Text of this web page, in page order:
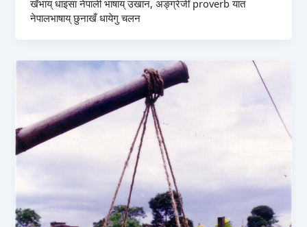
खँभाय् धाइसा नेपाली भाषाय् उखान, अङ्ग्रेजीं proverb यात
नेपालभाषाय् छुनाखँ धायेगु चलन